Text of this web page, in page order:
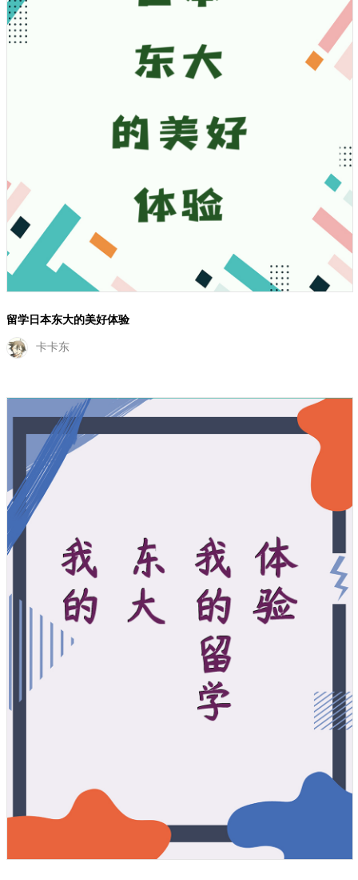
留学日本东大的美好体验
卡卡东